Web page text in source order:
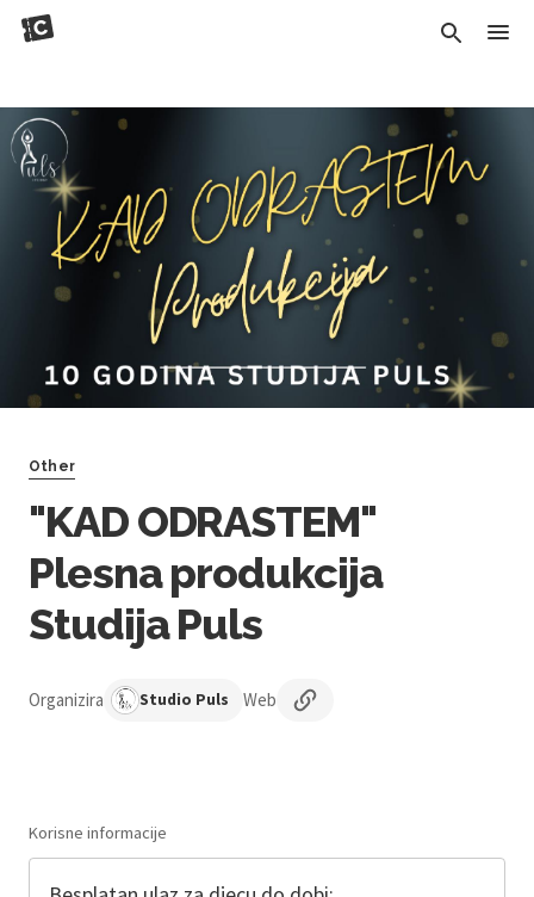
Other
"KAD ODRASTEM"
Plesna produkcija
Studija Puls
Organizira Studio Puls Web
Korisne informacije